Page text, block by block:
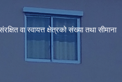
वा स्वायत्त क्षेत्रको संख्या तथा सीमाना